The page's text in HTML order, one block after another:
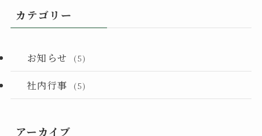
カテゴリー
お知らせ (5)
社内行事 (5)
アーカイブ